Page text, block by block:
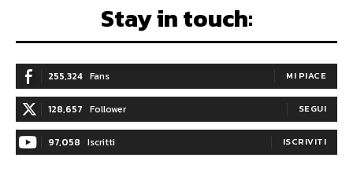
Stay in touch:
255,324 Fans MI PIACE
128,657 Follower SEGUI
97,058 Iscritti ISCRIVITI